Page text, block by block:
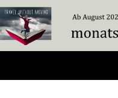
Zum
Inhalt
springen